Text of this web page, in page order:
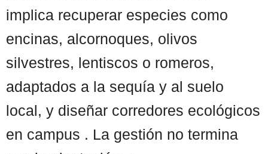
implica recuperar especies como
encinas, alcornoques, olivos
silvestres, lentiscos o romeros,
adaptados a la sequía y al suelo
local, y diseñar corredores ecológicos
en campus . La gestión no termina